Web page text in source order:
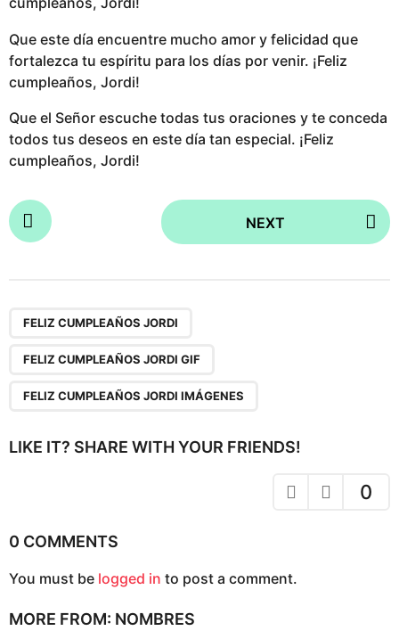
Que este día encuentre mucho amor y felicidad que
fortalezca tu espíritu para los días por venir. ¡Feliz
cumpleaños, Jordi!
Que el Señor escuche todas tus oraciones y te conceda
todos tus deseos en este día tan especial. ¡Feliz
cumpleaños, Jordi!
P
o
t
NEXT
FELIZ CUMPLEAÑOS JORDI
FELIZ CUMPLEAÑOS JORDI GIF
FELIZ CUMPLEAÑOS JORDI IMÁGENES
LIKE IT? SHARE WITH YOUR FRIENDS!
0
0 COMMENTS
You must be logged in to post a comment.
MORE FROM: NOMBRES